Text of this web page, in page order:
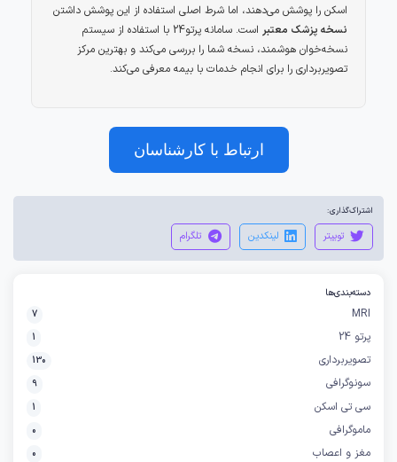
اسکن را پوشش می‌دهند، اما شرط اصلی استفاده از این پوشش داشتن
نسخه پزشک معتبر
است. سامانه پرتو24 با استفاده از سیستم
نسخه‌خوان هوشمند، نسخه شما را بررسی می‌کند و بهترین مرکز
تصویربرداری را برای انجام خدمات با بیمه معرفی می‌کند.
ارتباط با کارشناسان
اشتراک‌گذاری:
توییتر لینکدین تلگرام
دسته‌بندی‌ها
MRI
7
پرتو 24 1
تصویربرداری 130
سونوگرافی 9
سی تی اسکن 1
ماموگرافی 0
مغز و اعصاب 0